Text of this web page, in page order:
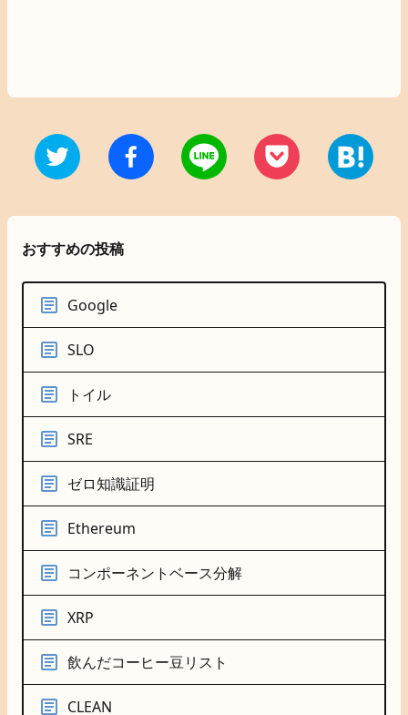
おすすめの投稿
Google
SLO
トイル
SRE
ゼロ知識証明
Ethereum
コンポーネントベース分解
XRP
飲んだコーヒー豆リスト
CLEAN